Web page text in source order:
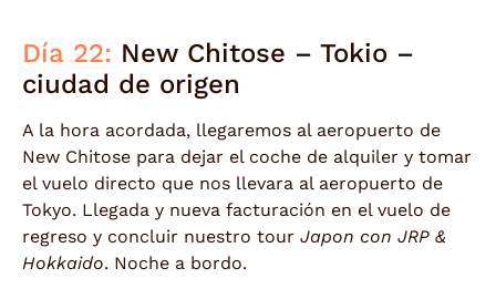
Día 22: New Chitose – Tokio –
ciudad de origen
A la hora acordada, llegaremos al aeropuerto de
New Chitose para dejar el coche de alquiler y tomar
el vuelo directo que nos llevara al aeropuerto de
Tokyo. Llegada y nueva facturación en el vuelo de
regreso y concluir nuestro tour Japon con JRP &
Hokkaido. Noche a bordo.